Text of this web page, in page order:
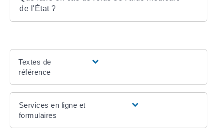
de l'État ?
Textes de
référence
Services en ligne et
formulaires